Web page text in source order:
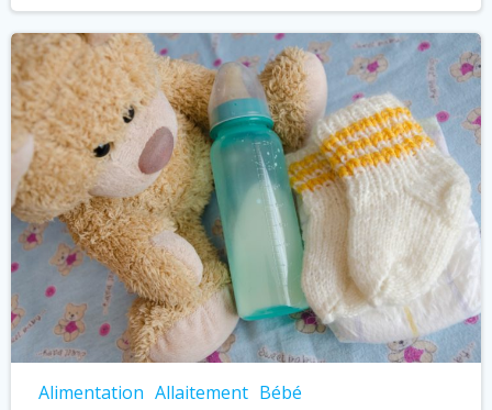
Alimentation Allaitement Bébé